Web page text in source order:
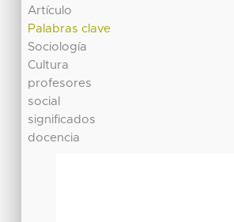
Artículo
Palabras clave
Sociología
Cultura
profesores
social
significados
docencia